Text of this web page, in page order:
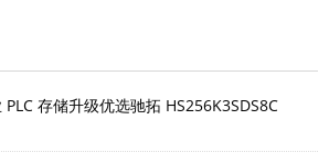
存储升级优选驰拓 HS256K3SDS8C